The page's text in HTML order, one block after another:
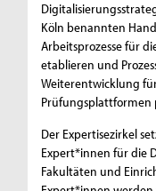
Köln benannten
Arbeitsprozesse für
etablieren und
Weiterentwicklung
Prüfungsplattformen
Der Expertisezirkel
Expert*innen für die
Fakultäten und